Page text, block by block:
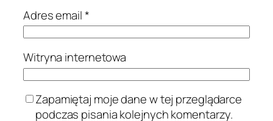
Adres email*
Witryna internetowa
Zapamiętaj moje dane w tej przeglądarce
podczas pisania kolejnych komentarzy.